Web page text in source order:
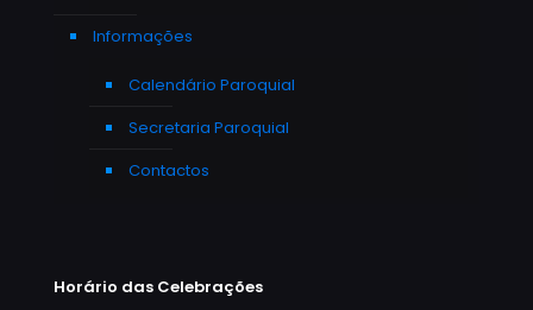
Informações
Calendário Paroquial
Secretaria Paroquial
Contactos
Horário das Celebrações